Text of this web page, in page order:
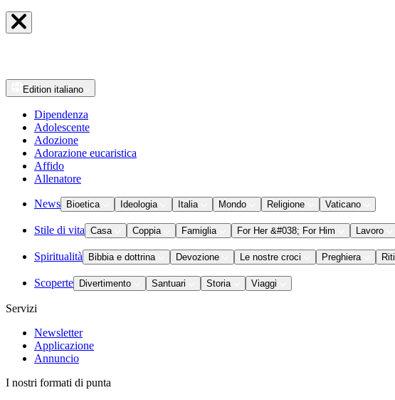
Edition italiano
Dipendenza
Adolescente
Adozione
Adorazione eucaristica
Affido
Allenatore
News Bioetica Ideologia Italia Mondo Religione Vaticano
Stile di vita Casa Coppia Famiglia For Her &#038; For Him Lavoro
Spiritualità Bibbia e dottrina Devozione Le nostre croci Preghiera Riti
Scoperte Divertimento Santuari Storia Viaggi
Servizi
Newsletter
Applicazione
Annuncio
I nostri formati di punta